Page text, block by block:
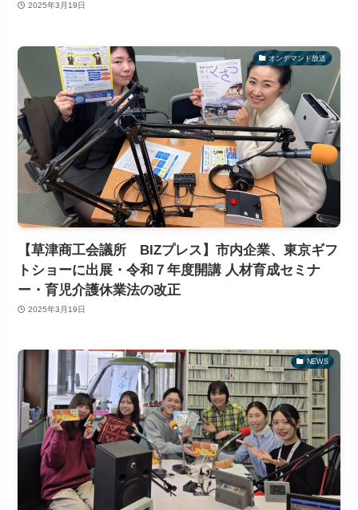
2025年3月19日
オンデマンド放送
【草津商工会議所 BIZプレス】市内企業、東京ギフ
トショーに出展・令和７年度開講 人材育成セミナ
ー・育児介護休業法の改正
2025年3月19日
NEWS